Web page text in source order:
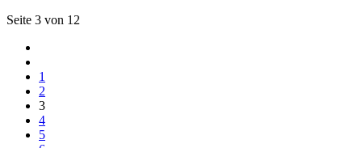
Seite 3 von 12
1
2
3
4
5